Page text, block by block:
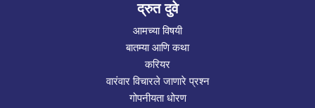
द्रुत दुवे
आमच्या विषयी
बातम्या आणि कथा
करियर
वारंवार विचारले जाणारे प्रश्न
गोपनीयता धोरण